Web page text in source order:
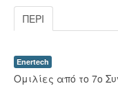
ΠΕΡΊ
Enertech
Ομιλίες από το 7ο